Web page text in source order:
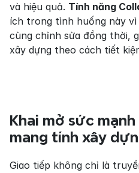
và hiệu quả. Tính năng
ích trong tình huống này
cùng chỉnh sửa đồng thời,
xây dựng theo cách tiết
Khai mở sức
mang tính xây
Giao tiếp không chỉ là